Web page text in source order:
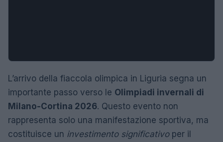
L’arrivo della fiaccola olimpica in Liguria segna un
importante passo verso le Olimpiadi invernali di
Milano-Cortina 2026. Questo evento non
rappresenta solo una manifestazione sportiva, ma
costituisce un investimento significativoper il